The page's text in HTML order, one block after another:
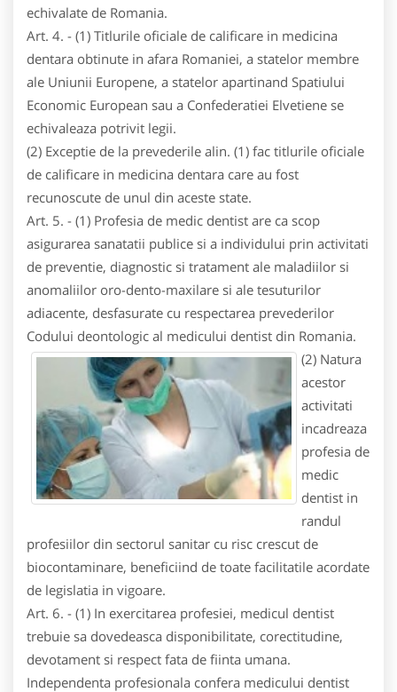
echivalate de Romania.
Art. 4. - (1) Titlurile oficiale de calificare in medicina
dentara obtinute in afara Romaniei, a statelor membre
ale Uniunii Europene, a statelor apartinand Spatiului
Economic European sau a Confederatiei Elvetiene se
echivaleaza potrivit legii.
(2) Exceptie de la prevederile alin. (1) fac titlurile oficiale
de calificare in medicina dentara care au fost
recunoscute de unul din aceste state.
Art. 5. - (1) Profesia de medic dentist are ca scop
asigurarea sanatatii publice si a individului prin activitati
de preventie, diagnostic si tratament ale maladiilor si
anomaliilor oro-dento-maxilare si ale tesuturilor
adiacente, desfasurate cu respectarea prevederilor
Codului deontologic al medicului dentist din Romania.
(2) Natura
acestor
activitati
incadreaza
profesia de
medic
dentist in
randul
profesiilor din sectorul sanitar cu risc crescut de
biocontaminare, beneficiind de toate facilitatile acordate
de legislatia in vigoare.
Art. 6. - (1) In exercitarea profesiei, medicul dentist
trebuie sa dovedeasca disponibilitate, corectitudine,
devotament si respect fata de fiinta umana.
Independenta profesionala confera medicului dentist